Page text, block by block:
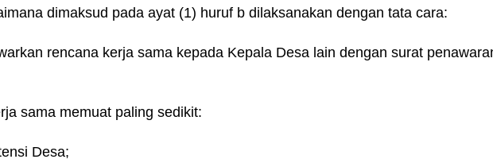
dimaksud pada ayat (1) huruf b dilaksanakan dengan tata cara:
rencana kerja sama kepada Kepala Desa lain dengan surat
sama memuat paling sedikit:
Desa;